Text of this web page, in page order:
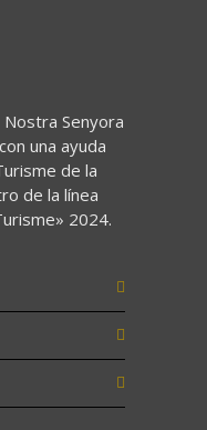
Senyora
una ayuda
de la
de la línea
2024.